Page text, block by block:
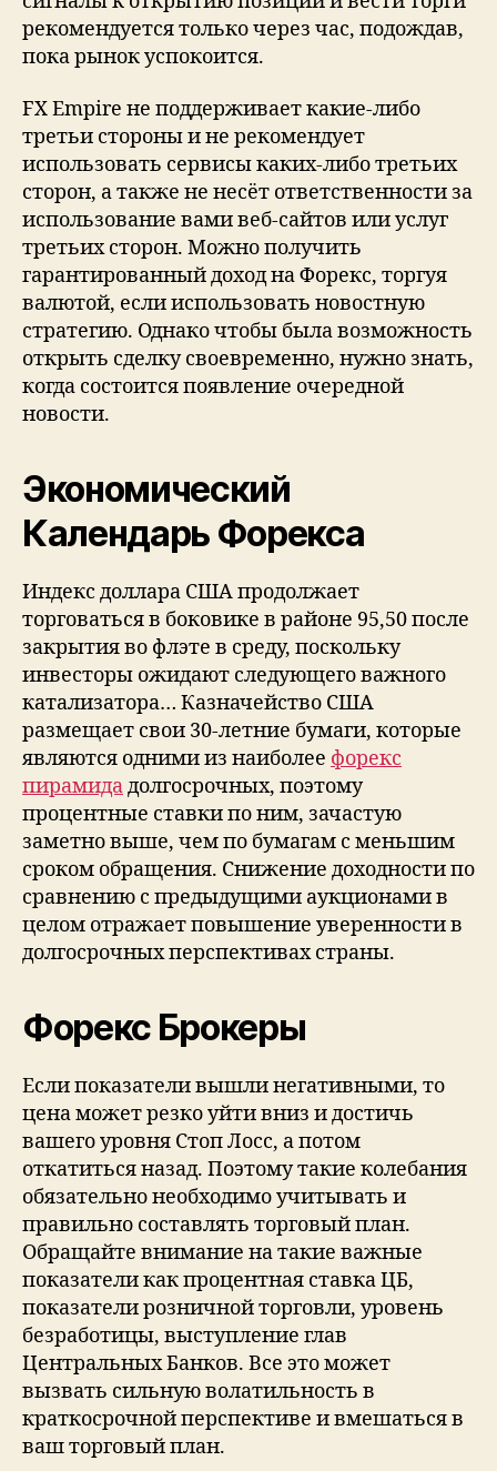
рекомендуется только через час, подождав,
пока рынок успокоится.
FX Empire не поддерживает какие-либо
третьи стороны и не рекомендует
использовать сервисы каких-либо третьих
сторон, а также не несёт ответственности за
использование вами веб-сайтов или услуг
третьих сторон. Можно получить
гарантированный доход на Форекс, торгуя
валютой, если использовать новостную
стратегию. Однако чтобы была возможность
открыть сделку своевременно, нужно знать,
когда состоится появление очередной
новости.
Экономический
Календарь Форекса
Индекс доллара США продолжает
торговаться в боковике в районе 95,50 после
закрытия во флэте в среду, поскольку
инвесторы ожидают следующего важного
катализатора… Казначейство США
размещает свои 30-летние бумаги, которые
являются одними из наиболее форекс
пирамидадолгосрочных, поэтому
процентные ставки по ним, зачастую
заметно выше, чем по бумагам с меньшим
сроком обращения. Снижение доходности по
сравнению с предыдущими аукционами в
целом отражает повышение уверенности в
долгосрочных перспективах страны.
Форекс Брокеры
Если показатели вышли негативными, то
цена может резко уйти вниз и достичь
вашего уровня Стоп Лосс, а потом
откатиться назад. Поэтому такие колебания
обязательно необходимо учитывать и
правильно составлять торговый план.
Обращайте внимание на такие важные
показатели как процентная ставка ЦБ,
показатели розничной торговли, уровень
безработицы, выступление глав
Центральных Банков. Все это может
вызвать сильную волатильность в
краткосрочной перспективе и вмешаться в
ваш торговый план.